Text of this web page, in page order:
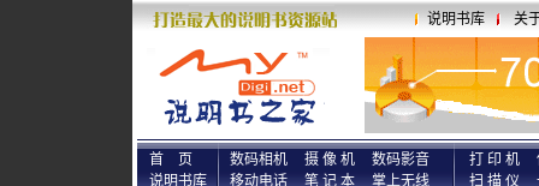
说明书库 关
首 页
说明书库
数码相机 摄 像 机
数码影音
移动电话
笔 记 本 掌上无线
打 印 机
扫 描 仪